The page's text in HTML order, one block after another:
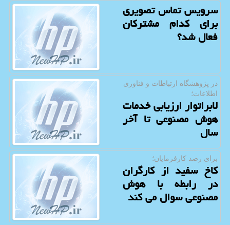
سرویس تماس تصویری
برای کدام مشترکان
فعال شد؟
در پژوهشگاه ارتباطات و فناوری
اطلاعات؛
لابراتوار ارزیابی خدمات
هوش مصنوعی تا آخر
سال
برای رصد كارفرمایان؛
کاخ سفید از کارگران
در رابطه با هوش
مصنوعی سوال می کند